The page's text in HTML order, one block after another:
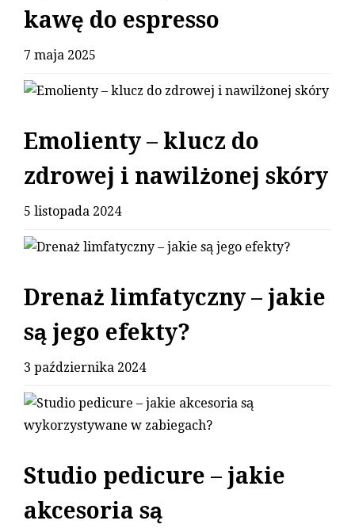
kawę do espresso
7 maja 2025
Emolienty – klucz do
zdrowej i nawilżonej skóry
5 listopada 2024
Drenaż limfatyczny – jakie
są jego efekty?
3 października 2024
Studio pedicure – jakie
akcesoria są